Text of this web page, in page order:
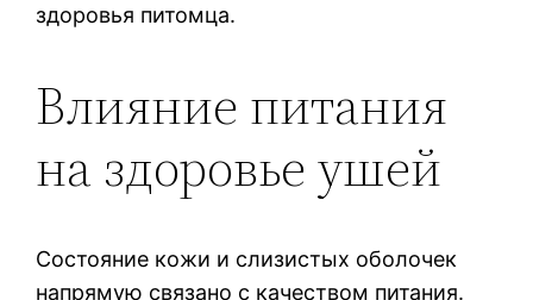
здоровья питомца.
Влияние питания
на здоровье ушей
Состояние кожи и слизистых оболочек
напрямую связано с качеством питания.